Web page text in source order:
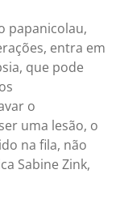
papanicolau,
entra em
que pode
o
uma lesão, o
na fila, não
Sabine Zink,